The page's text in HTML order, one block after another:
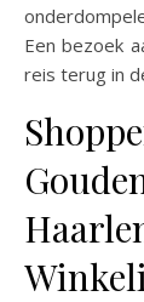
Een bezoek
reis terug in